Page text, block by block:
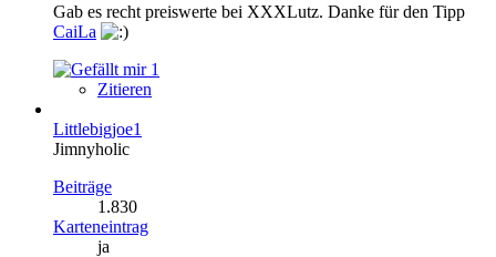
Gab es recht preiswerte bei XXXLutz. Danke für den Tipp
CaiLa
1
Zitieren
Littlebigjoe1
Jimnyholic
Beiträge
1.830
Karteneintrag
ja